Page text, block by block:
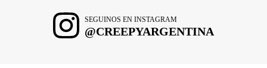
SEGUINOS EN INSTAGRAM
@CREEPYARGENTINA